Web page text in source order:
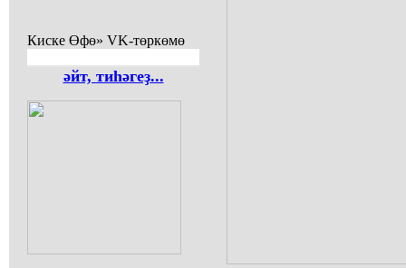
Киске Өфө» VK-төркөмө
әйт, тиһәгеҙ...